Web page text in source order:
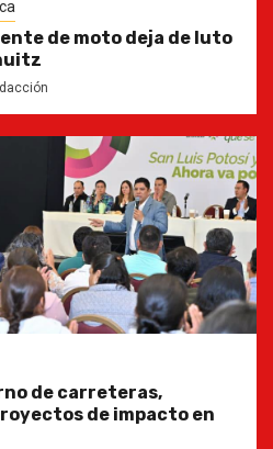
de moto deja de luto
de carreteras,
de impacto en